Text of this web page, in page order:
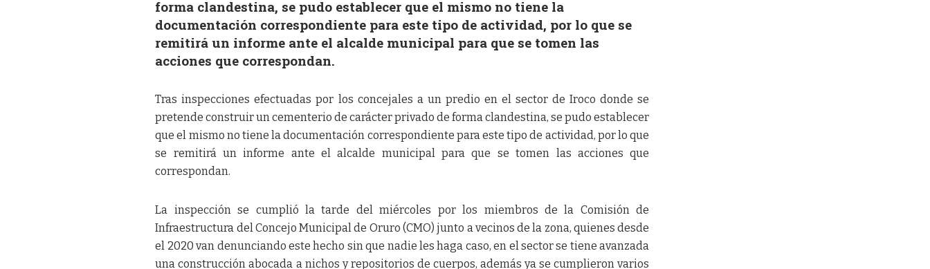
forma clandestina, se pudo establecer que el mismo no tiene la
documentación correspondiente para este tipo de actividad, por lo que se
remitirá un informe ante el alcalde municipal para que se tomen las
acciones que correspondan.
Tras inspecciones efectuadas por los concejales a un predio en el sector de Iroco donde se
pretende construir un cementerio de carácter privado de forma clandestina, se pudo establecer
que el mismo no tiene la documentación correspondiente para este tipo de actividad, por lo que
se remitirá un informe ante el alcalde municipal para que se tomen las acciones que
correspondan.
La inspección se cumplió la tarde del miércoles por los miembros de la Comisión de
Infraestructura del Concejo Municipal de Oruro (CMO) junto a vecinos de la zona, quienes desde
el 2020 van denunciando este hecho sin que nadie les haga caso, en el sector se tiene avanzada
una construcción abocada a nichos y repositorios de cuerpos, además ya se cumplieron varios